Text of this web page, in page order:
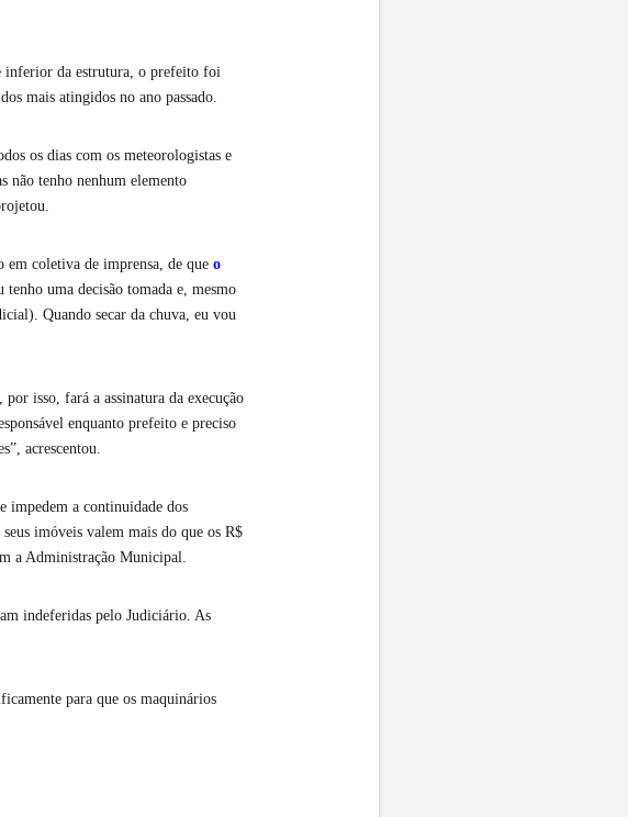
inferior da estrutura, o prefeito foi
mais atingidos no ano passado.
os dias com os meteorologistas e
não tenho nenhum elemento
coletiva de imprensa, de que o
tenho uma decisão tomada e, mesmo
Quando secar da chuva, eu vou
isso, fará a assinatura da execução
enquanto prefeito e preciso
acrescentou.
impedem a continuidade dos
imóveis valem mais do que os R$
a Administração Municipal.
indeferidas pelo Judiciário. As
para que os maquinários